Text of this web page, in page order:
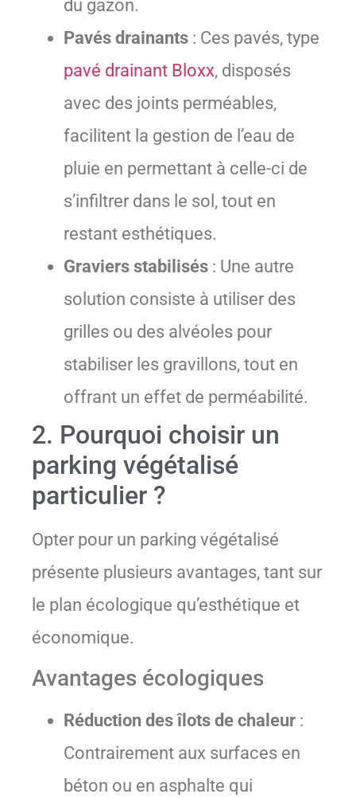
du gazon.
Pavés drainants : Ces pavés, type
pavé drainant Bloxx, disposés
avec des joints perméables,
facilitent la gestion de l’eau de
pluie en permettant à celle-ci de
s’infiltrer dans le sol, tout en
restant esthétiques.
Graviers stabilisés : Une autre
solution consiste à utiliser des
grilles ou des alvéoles pour
stabiliser les gravillons, tout en
offrant un effet de perméabilité.
2. Pourquoi choisir un
parking végétalisé
particulier ?
Opter pour un parking végétalisé
présente plusieurs avantages, tant sur
le plan écologique qu’esthétique et
économique.
Avantages écologiques
Réduction des îlots de chaleur :
Contrairement aux surfaces en
béton ou en asphalte qui